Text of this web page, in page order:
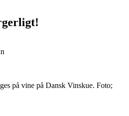
på vine på Dansk Vinskue. Foto;